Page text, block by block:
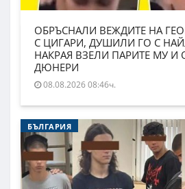
ОБРЪСНАЛИ ВЕЖДИТЕ НА
С ЦИГАРИ, ДУШИЛИ ГО С
НАКРАЯ ВЗЕЛИ ПАРИТЕ МУ
ДЮНЕРИ
08.08.2026 08:46ч.
БЪЛГАРИЯ